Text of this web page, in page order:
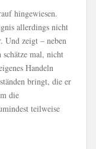
hingewiesen.
allerdings nicht
Und zeigt – neben
mal, nicht
Handeln
bringt, die er
die
teilweise